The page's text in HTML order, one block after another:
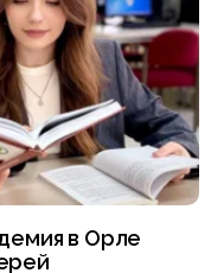
в Орле